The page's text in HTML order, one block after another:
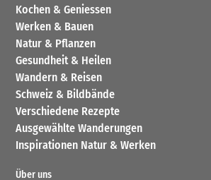
Kochen & Geniessen
Werken & Bauen
Natur & Pflanzen
Gesundheit & Heilen
Wandern & Reisen
Schweiz & Bildbände
Verschiedene Rezepte
Ausgewählte Wanderungen
Inspirationen Natur & Werken
Über uns